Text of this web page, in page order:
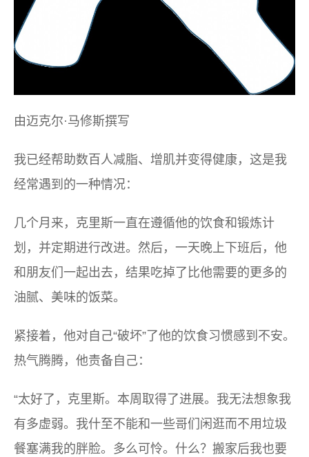
由迈克尔·马修斯撰写
我已经帮助数百人减脂、增肌并变得健康，这是我
经常遇到的一种情况：
几个月来，克里斯一直在遵循他的饮食和锻炼计
划，并定期进行改进。然后，一天晚上下班后，他
和朋友们一起出去，结果吃掉了比他需要的更多的
油腻、美味的饭菜。
紧接着，他对自己“破坏”了他的饮食习惯感到不安。
热气腾腾，他责备自己：
“太好了，克里斯。本周取得了进展。我无法想象我
有多虚弱。我什至不能和一些​​哥们闲逛而不用垃圾
餐塞满我的胖脸。多么可怜。什么？搬家后我也要